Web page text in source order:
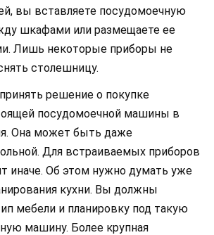
вы вставляете посудомоечную
шкафами или размещаете ее
Лишь некоторые приборы не
столешницу.
решение о покупке
посудомоечной машины в
Она может быть даже
Для встраиваемых приборов
иначе. Об этом нужно думать уже
кухни. Вы должны
мебели и планировку под такую
машину. Более крупная